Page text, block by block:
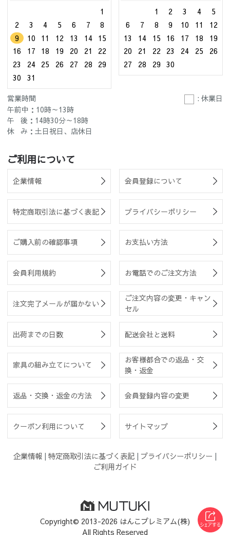
1
2
3 4 5 6 7
8
9
10 11 12 13 14
15
16
17 18 19 20 21
22
23
24 25 26 27 28
29
30
31
1
2 3 4
5
6
7 8 9 10 11
12
13
14 15 16 17 18
19
20
21 22 23 24 25
26
27
28 29 30
営業時間
: 休業日
午前中：10時～13時
午 後：14時30分～18時
休 み：土日祝日、店休日
ご利用について
企業情報 会員登録について
特定商取引法に基づく表記 プライバシーポリシー
ご購入前の確認事項 お支払い方法
会員利用規約 お電話でのご注文方法
注文完了メールが届かない
ご注文内容の変更・キャン
セル
出荷までの日数 配送会社と送料
家具の組み立てについて
お客様都合での返品・交
換・返金
返品・交換・返金の方法 会員登録内容の変更
クーポン利用について サイトマップ
企業情報 | 特定商取引法に基づく表記 | プライバシーポリシー |
ご利用ガイド
Copyright© 2013-2026 はんこプレミアム(株)
All Rights Reserved